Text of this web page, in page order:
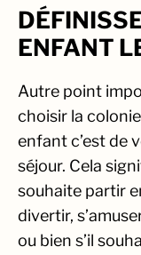
ENFANT
Autre point
choisir la
enfant c’est de
séjour. Cela
souhaite partir
divertir,
ou bien s’il